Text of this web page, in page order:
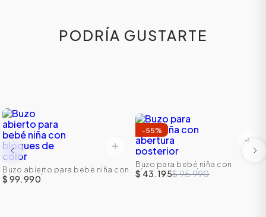
PODRÍA GUSTARTE
Buzo abierto para bebé niña con
bloques de color
$ 99.990
-55%
Buzo para bebé niña con
abertura posterior
$ 43.195$ 95.990